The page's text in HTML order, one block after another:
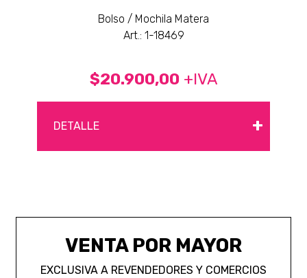
Bolso / Mochila Matera
Art.: 1-18469
$20.900,00 +IVA
DETALLE +
VENTA POR MAYOR
EXCLUSIVA A REVENDEDORES Y COMERCIOS